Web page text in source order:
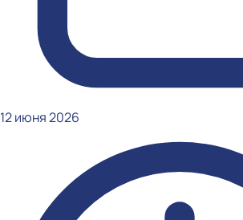
12 июня 2026